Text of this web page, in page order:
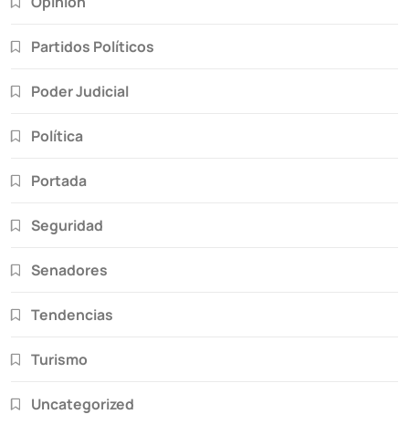
Partidos Políticos
Poder Judicial
Política
Portada
Seguridad
Senadores
Tendencias
Turismo
Uncategorized